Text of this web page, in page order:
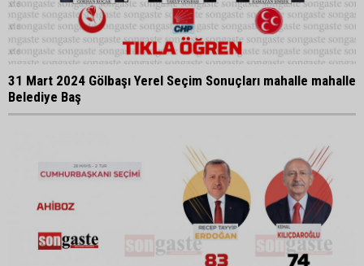
31 Mart 2024 Gölbaşı Yerel Seçim Sonuçları mahalle mahalle
Belediye Baş